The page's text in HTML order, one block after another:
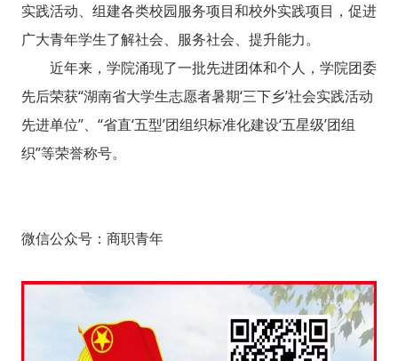
实践活动、组建各类校园服务项目和校外实践项目，促进
广大青年学生了解社会、服务社会、提升能力。
近年来，学院涌现了一批先进团体和个人，学院团委
先后荣获“湖南省大学生志愿者暑期‘三下乡’社会实践活动
先进单位”、“省直‘五型’团组织标准化建设‘五星级’团组
织”等荣誉称号。
微信公众号：商职青年